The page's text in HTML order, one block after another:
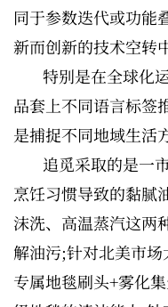
同于参数迭代或功能
新而创新的技术空转
特别是在全球化
品套上不同语言标签
是捕捉不同地域生活
追觅采取的是一
烹饪习惯导致的黏腻
沫洗、高温蒸汽这两
解油污;针对北美市
专属地毯刷头+雾化